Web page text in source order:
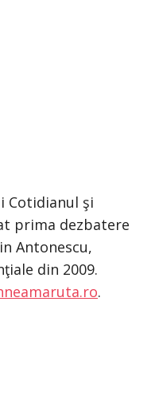
Cotidianul şi
prima dezbatere
Antonescu,
din 2009.
.